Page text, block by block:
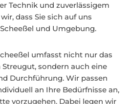
Technik und zuverlässigem
dass Sie sich auf uns
und Umgebung.
umfasst nicht nur das
sondern auch eine
Durchführung. Wir passen
an Ihre Bedürfnisse an,
vorzugehen. Dabei legen wir